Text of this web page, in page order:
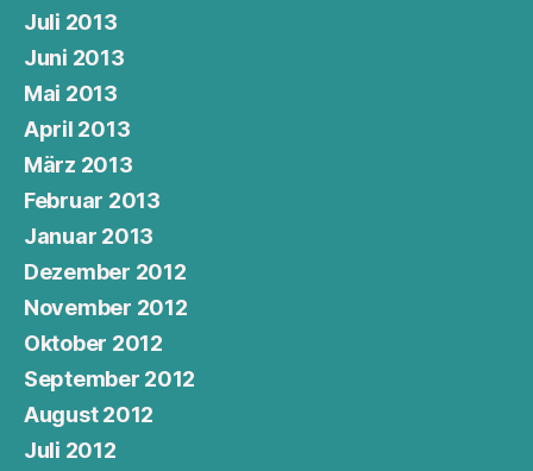
Juli 2013
Juni 2013
Mai 2013
April 2013
März 2013
Februar 2013
Januar 2013
Dezember 2012
November 2012
Oktober 2012
September 2012
August 2012
Juli 2012